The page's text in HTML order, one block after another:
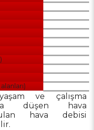
ve çalışma
düşen hava
hava debisi